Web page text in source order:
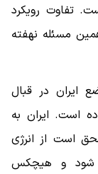
تفاوت رویکرد
مسئله نهفته
ایران در قبال
است. ایران به
است از انرژی
شود و هیچکس